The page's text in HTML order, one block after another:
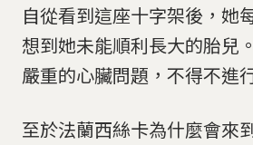
自從看到這座十字架後，她
想到她未能順利長大的胎兒
嚴重的心臟問題，不得不進
至於法蘭西絲卡為什麼會來